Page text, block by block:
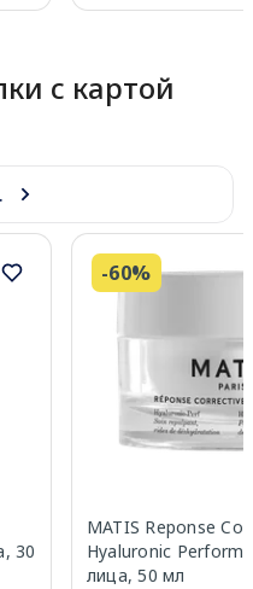
с картой
30
-60%
MATIS Reponse
Hyaluronic
лица, 50 мл